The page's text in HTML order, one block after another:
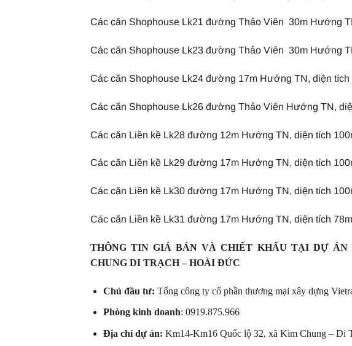
Các căn Shophouse Lk21 đường Thảo Viên 30m Hướng
Các căn Shophouse Lk23 đường Thảo Viên 30m Hướng
Các căn Shophouse Lk24 đường 17m Hướng TN, diện tích
Các căn Shophouse Lk26 đường Thảo Viên Hướng TN,
Các căn Liền kề Lk28 đường 12m Hướng TN, diện tích
Các căn Liền kề Lk29 đường 17m Hướng TN, diện tích
Các căn Liền kề Lk30 đường 17m Hướng TN, diện tích
Các căn Liền kề Lk31 đường 17m Hướng TN, diện tích
THÔNG TIN GIÁ BÁN VÀ CHIẾT KHẤU TẠI DỰ
CHUNG DI TRẠCH – HOÀI ĐỨC
Chủ đầu tư: Tổng công ty cổ phần thương mại xây dựng
Phòng kinh doanh: 0919.875.966
Địa chỉ dự án: Km14-Km16 Quốc lộ 32, xã Kim Chung – Di